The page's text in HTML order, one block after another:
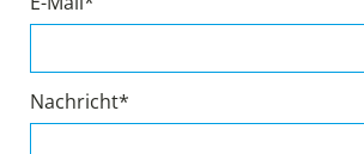
Nachricht*